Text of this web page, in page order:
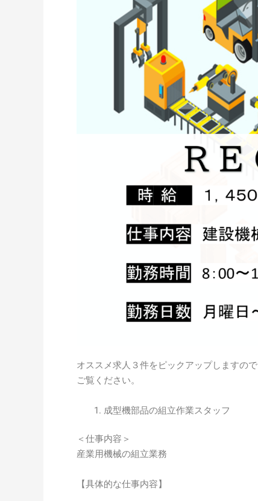
オススメ求人３件をピックアップしますので
ご覧ください。
成型機部品の組立作業スタッフ
＜仕事内容＞
産業用機械の組立業務
【具体的な仕事内容】